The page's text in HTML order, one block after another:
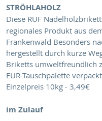
STRÖHLAHOLZ
Diese RUF
regionales Produkt aus
Frankenwald Besonders
hergestellt durch kurze
Briketts umweltfreundlich
EUR-Tauschpalette
Einzelpreis 10kg - 3,49€
im Zulauf